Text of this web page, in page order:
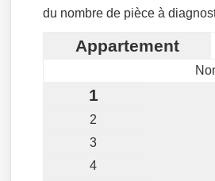
du nombre de pièce à
Appartement
1
2
3
4